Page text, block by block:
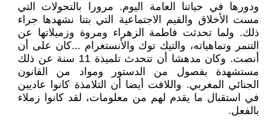
ودورها في حياتنا العامة اليوم. مرورا بالتحولات التي
مست الأخلاق والقيم الاجتماعية التي بتنا نشهدها جراء
ذلك. ولما تحدثت فاطمة الزهراء ومروة وزميلاتها عن
التنمر وتماهياته، والتيك توك والأنستغرام ...كان على أن
أنصت. وكان مدهشا أن تتحدث تلميذة 11 سنة عن ذلك
مستشهدة بفصول من الدستور ومواد من القانون
الجنائي المغربي. واللافت أيضا أن التلامذة كانوا عاديين
في استقبال ما يقدم لهم من معلومات، لقد كانوا زملاء
بالفعل.